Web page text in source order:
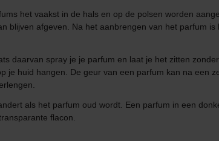
het vaakst in de hals en op de polsen worden
blijven afgeven. Na het aanbrengen van het parfum
daarvan spray je je parfum en laat je het zitten
huid hangen. De geur van een parfum kan na een
als het parfum oud wordt. Een parfum in een
flacon.